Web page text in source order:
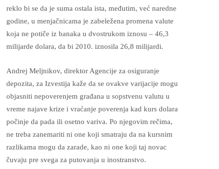
reklo bi se da je suma ostala ista, međutim, već naredne
godine, u menjačnicama je zabeležena promena valute
koja ne potiče iz banaka u dvostrukom iznosu – 46,3
milijarde dolara, da bi 2010. iznosila 26,8 milijardi.
Andrej Meljnikov, direktor Agencije za osiguranje
depozita, za Izvestija kaže da se ovakve varijacije mogu
objasniti nepoverenjem građana u sopstvenu valutu u
vreme najave krize i vraćanje poverenja kad kurs dolara
počinje da pada ili osetno variva. Po njegovim rečima,
ne treba zanemariti ni one koji smatraju da na kursnim
razlikama mogu da zarade, kao ni one koji taj novac
čuvaju pre svega za putovanja u inostranstvo.